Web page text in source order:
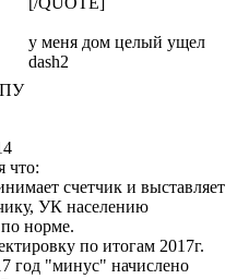
у меня дом целый ущел
dash2
что:
счетчик и выставляет
УК населению
по норме.
по итогам 2017г.
год "минус" начислено